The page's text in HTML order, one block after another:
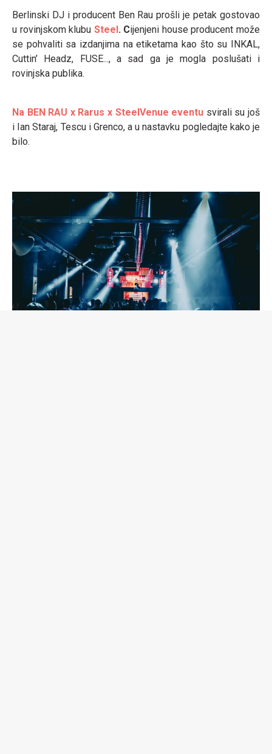
Berlinski DJ i producent Ben Rau prošli je petak gostovao
u rovinjskom klubu Steel. Cijenjeni house producent može
se pohvaliti sa izdanjima na etiketama kao što su INKAL,
Cuttin’ Headz, FUSE..., a sad ga je mogla poslušati i
rovinjska publika.
Na BEN RAU x Rarus x SteelVenue eventu svirali su još
i Ian Staraj, Tescu i Grenco, a u nastavku pogledajte kako je
bilo.